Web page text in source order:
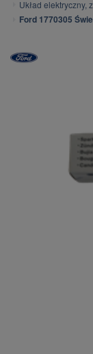
Układ elektryczny,
Ford 1770305